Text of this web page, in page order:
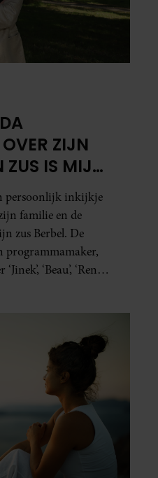
ZIJN
ZUS IS MIJN
persoonlijk inkijkje
familie en de
zus Berbel. De
programmamaker,
‘Beau’, ‘Renze’,